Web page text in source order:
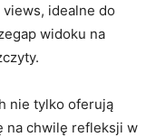
idealne​ do
widoku na
nie tylko oferują
na chwilę refleksji w